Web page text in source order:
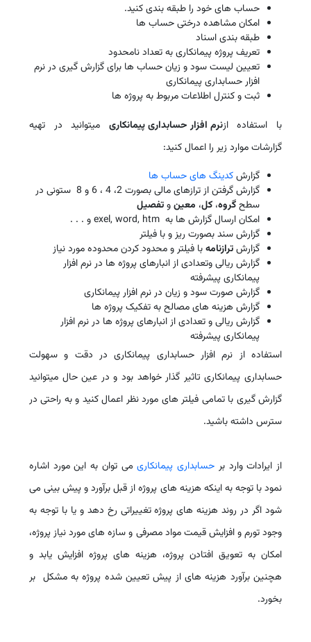
حساب های خود را طبقه بندی کنید.
امکان مشاهده درختی حساب ها
طبقه بندی اسناد
تعریف پروژه پیمانکاری به تعداد نامحدود
تعیین لیست سود و زیان حساب ها برای گزارش گیری در نرم
افزار حسابداری پیمانکاری
ثبت و کنترل اطلاعات مربوط به پروژه ها
با استفاده ازنرم افزار حسابداری پیمانکاری میتوانید در تهیه
گزارشات موارد زیر را اعمال کنید:
گزارشکدینگ های حساب ها
گزارش گرفتن از ترازهای مالی بصورت 2، 4 ، 6 و 8 ستونی در
سطحگروه، کل، معینوتفصیل
امکان ارسال گزارش ها به exel, word, htmو . . .
گزارش سند بصورت ریز و با فیلتر
گزارشترازنامهبا فیلتر و محدود کردن محدوده مورد نیاز
گزارش ریالی وتعدادی از انبارهای پروژه ها در نرم افزار
پیمانکاری پیشرفته
گزارش صورت سود و زیان در نرم افزار پیمانکاری
گزارش هزینه های مصالح به تفکیک پروژه ها
گزارش ریالی و تعدادی از انبارهای پروژه ها در نرم افزار
پیمانکاری پیشرفته
استفاده از نرم افزار حسابداری پیمانکاری در دقت و سهولت
حسابداری پیمانکاری تاثیر گذار خواهد بود و در عین حال میتوانید
گزارش گیری با تمامی فیلتر های مورد نظر اعمال کنید و به راحتی در
سترس داشته باشید.
از ایرادات وارد بر حسابداری پیمانکاریمی توان به این مورد اشاره
نمود با توجه به اینکه هزینه های پروژه از قبل برآورد و پیش بینی می
شود اگر در روند هزینه های پروژه تغییراتی رخ دهد و یا با توجه به
وجود تورم و افزایش قیمت مواد مصرفی و سازه های مورد نیاز پروژه،
امکان به تعویق افتادن پروژه، هزینه های پروژه افزایش یابد و
هچنین برآورد هزینه های از پیش تعیین شده پروژه به مشکل بر
بخورد.